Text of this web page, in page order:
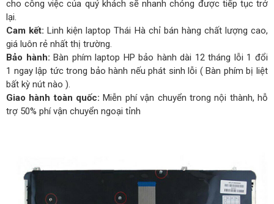
cho công việc của quý khách sẽ nhanh chóng được tiếp tục trở
lại.
Cam kết: Linh kiện laptop Thái Hà chỉ bán hàng chất lượng cao,
giá luôn rẻ nhất thị trường.
Bảo hành: Bàn phím laptop HP bảo hành dài 12 tháng lỗi 1 đổi
1 ngay lập tức trong bảo hành nếu phát sinh lỗi ( Bàn phím bị liệt
bất kỳ nút nào ).
Giao hành toàn quốc: Miễn phí vận chuyển trong nội thành, hỗ
trợ 50% phí vận chuyển ngoại tỉnh